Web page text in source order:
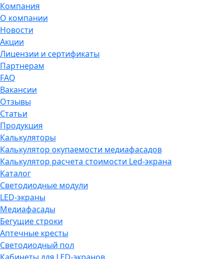
Компания
О компании
Новости
Акции
Лицензии и сертификаты
Партнерам
FAQ
Вакансии
Отзывы
Статьи
Продукция
Калькуляторы
Калькулятор окупаемости медиафасадов
Калькулятор расчета стоимости Led-экрана
Каталог
Светодиодные модули
LED-экраны
Медиафасады
Бегущие строки
Аптечные кресты
Светодиодный пол